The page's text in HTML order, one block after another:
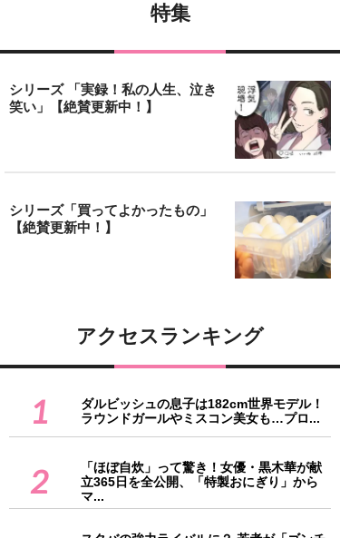
特集
シリーズ 「実録！私の人生、泣き
笑い」【絶賛更新中！】
シリーズ「買ってよかったもの」
【絶賛更新中！】
アクセスランキング
1
ダルビッシュの息子は182cm世界モデル！
ラウンドガールやミスコン美女も…プロ...
2
「ほぼ自炊」って驚き！女優・黒木華が献
立365日を全公開、「特製おにぎり」から
マ...